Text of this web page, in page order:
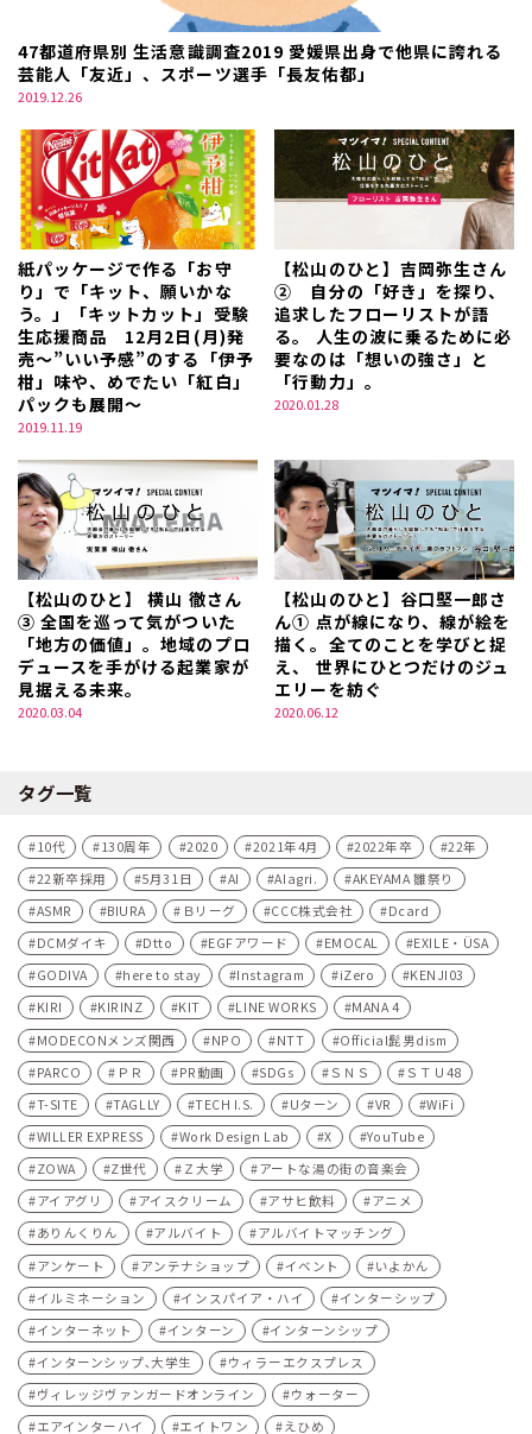
47都道府県別 生活意識調査2019 愛媛県出身で他県に誇れる
芸能人「友近」、スポーツ選手「長友佑都」
2019.12.26
紙パッケージで作る「お守
り」で「キット、願いかな
う。」「キットカット」受験
生応援商品 12月2日(月)発
売～”いい予感”のする「伊予
柑」味や、めでたい「紅白」
パックも展開～
2019.11.19
【松山のひと】吉岡弥生さん
② 自分の「好き」を探り、
追求したフローリストが語
る。 人生の波に乗るために必
要なのは「想いの強さ」と
「行動力」。
2020.01.28
【松山のひと】 横山 徹さん
③ 全国を巡って気がついた
「地方の価値」。地域のプロ
デュースを手がける起業家が
見据える未来。
2020.03.04
【松山のひと】谷口堅一郎さ
ん① 点が線になり、線が絵を
描く。全てのことを学びと捉
え、 世界にひとつだけのジュ
エリーを紡ぐ
2020.06.12
タグ一覧
10代 130周年 2020 2021年4月 2022年卒
22年
22新卒採用
5月31日 AI AIagri.
AKEYAMA 雛祭り
ASMR
BIURA Ｂリーグ CCC株式会社
Dcard
DCMダイキ
Dtto EGFアワード EMOCAL
EXILE・ÜSA
GODIVA
here to stay Instagram iZero
KENJI03
KIRI
KIRINZ KIT LINE WORKS
MANA 4
MODECONメンズ関西
NPO NTT
Official髭男dism
PARCO
ＰＲ PR動画 SDGs ＳＮＳ
ＳＴＵ48
T-SITE
TAGLLY TECH I.S. Uターン VR
WiFi
WILLER EXPRESS
Work Design Lab X
YouTube
ZOWA
Z世代 Ｚ大学
アートな湯の街の音楽会
アイアグリ
アイスクリーム アサヒ飲料
アニメ
ありんくりん
アルバイト
アルバイトマッチング
アンケート
アンテナショップ イベント
いよかん
イルミネーション
インスパイア・ハイ
インターシップ
インターネット
インターン
インターンシップ
インターンシップ､大学生
ウィラーエクスプレス
ヴィレッジヴァンガードオンライン
ウォーター
エアインターハイ
エイトワン えひめ